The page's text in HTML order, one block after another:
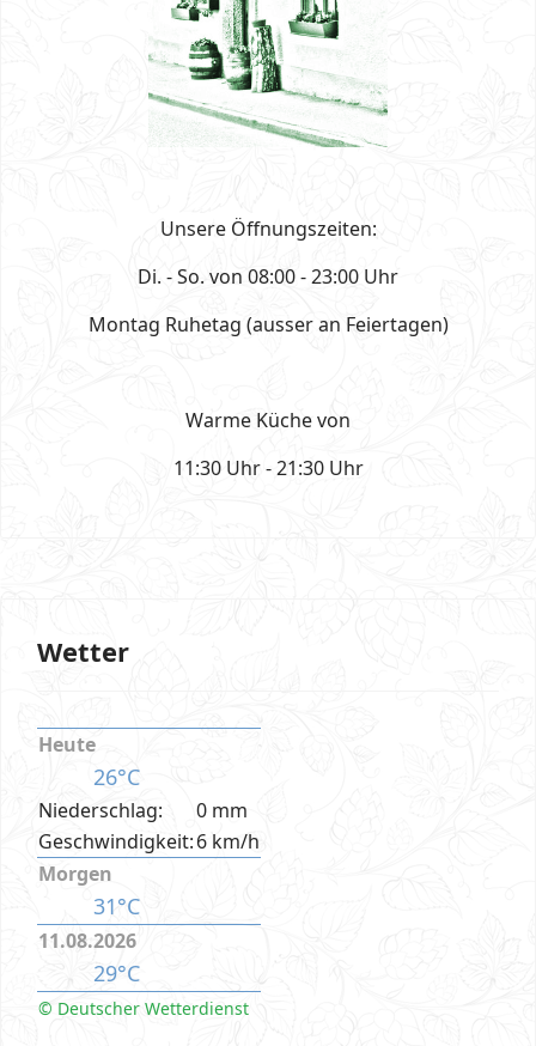
Unsere Öffnungszeiten:
Di. - So. von 08:00 - 23:00 Uhr
Montag Ruhetag (ausser an Feiertagen)
Warme Küche von
11:30 Uhr - 21:30 Uhr
Wetter
Heute
26°C
Niederschlag:
0 mm
Geschwindigkeit:6 km/h
Morgen
31°C
11.08.2026
29°C
© Deutscher Wetterdienst